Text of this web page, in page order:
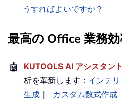
うすればよいですか？
最高の Office 業務
🤖 KUTOOLS AI アシスタント
析を革新します： インテ
生成 ｜ カスタム数式作成